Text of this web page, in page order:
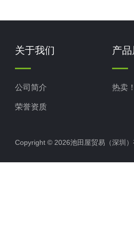
关于我们
公司简介
荣誉资质
产
Copyright © 2026池田屋贸易（深圳